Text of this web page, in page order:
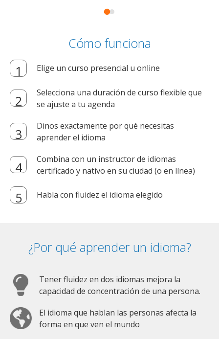
Cómo funciona
Elige un curso presencial u online
Selecciona una duración de curso flexible que
se ajuste a tu agenda
Dinos exactamente por qué necesitas
aprender el idioma
Combina con un instructor de idiomas
certificado y nativo en su ciudad (o en línea)
Habla con fluidez el idioma elegido
¿Por qué aprender un idioma?
Tener fluidez en dos idiomas mejora la
capacidad de concentración de una persona.
El idioma que hablan las personas afecta la
forma en que ven el mundo